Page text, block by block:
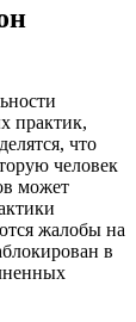
практик,
что
человек
может
жалобы на
в